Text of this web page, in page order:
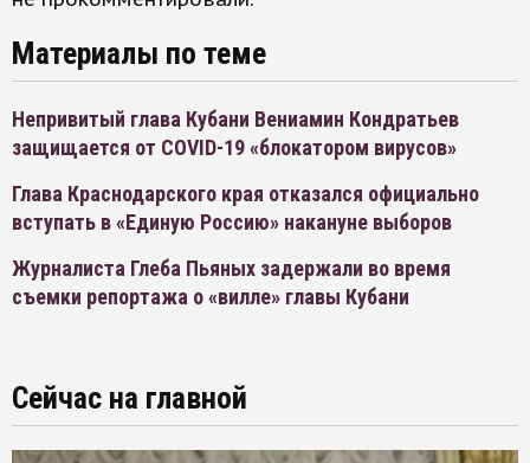
Материалы по теме
Непривитый глава Кубани Вениамин Кондратьев
защищается от COVID-19 «блокатором вирусов»
Глава Краснодарского края отказался официально
вступать в «Единую Россию» накануне выборов
Журналиста Глеба Пьяных задержали во время
съемки репортажа о «вилле» главы Кубани
Сейчас на главной